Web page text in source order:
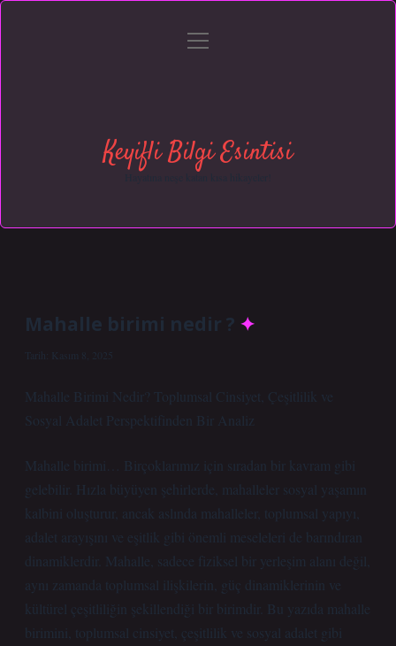
Gizlilik Politikası
menüyü
Keyifli Bilgi Esintisi
Mahalle birimi nedir ?
Tarih: Kasım 8, 2025
Mahalle Birimi Nedir? Toplumsal Cinsiyet, Çeşitlilik ve
Sosyal Adalet Perspektifinden Bir Analiz
Mahalle birimi… Birçoklarımız için sıradan bir kavram gibi
gelebilir. Hızla büyüyen şehirlerde, mahalleler sosyal yaşamın
kalbini oluşturur, ancak aslında mahalleler, toplumsal yapıyı,
adalet arayışını ve eşitlik gibi önemli meseleleri de barındıran
dinamiklerdir. Mahalle, sadece fiziksel bir yerleşim alanı değil,
aynı zamanda toplumsal ilişkilerin, güç dinamiklerinin ve
kültürel çeşitliliğin şekillendiği bir birimdir. Bu yazıda mahalle
birimini, toplumsal cinsiyet, çeşitlilik ve sosyal adalet gibi